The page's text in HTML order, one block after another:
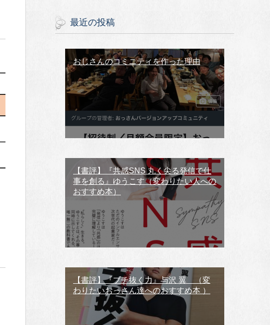
最近の投稿
おじさんのコミニティを作った理由
【書評】『共感SNS 丸く尖る発信で仕
事を創る』ゆうこす（変わりたい人への
おすすめ本）
【書評】『ブチ抜く力』与沢 翼 （変
わりたいおっさん達へのおすすめ本 ）